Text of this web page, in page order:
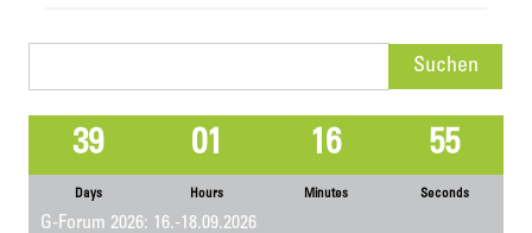
39
Days
01
Hours
16
Minutes
55
Seconds
G-Forum 2026: 16.-18.09.2026